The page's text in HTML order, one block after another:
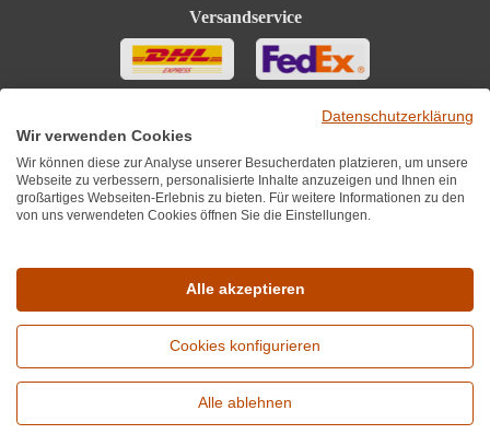
Versandservice
*Alle Preise inkl. MwST zzgl. 5,90€ Versandkosten je Winzer.
Versandkostenfrei ab 12 Flaschen je Winzer.
Copyright © 2010 - 2026 WirWinzer GmbH
Erweiterte Suche
Datenschutzerklärung
Wir verwenden Cookies
Wir können diese zur Analyse unserer Besucherdaten platzieren, um unsere
Webseite zu verbessern, personalisierte Inhalte anzuzeigen und Ihnen ein
großartiges Webseiten-Erlebnis zu bieten. Für weitere Informationen zu den
von uns verwendeten Cookies öffnen Sie die Einstellungen.
Alle akzeptieren
Cookies konfigurieren
Alle ablehnen